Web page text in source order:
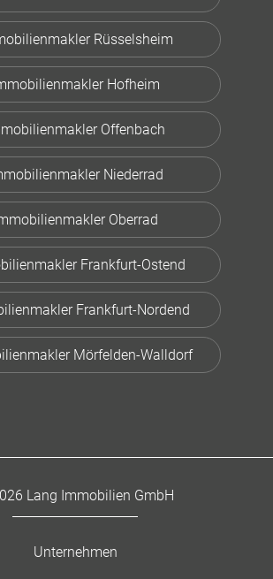
Rüsselsheim
Hofheim
Offenbach
Niederrad
Oberrad
Frankfurt-Ostend
Frankfurt-Nordend
Mörfelden-Walldorf
Lang Immobilien GmbH
Unternehmen